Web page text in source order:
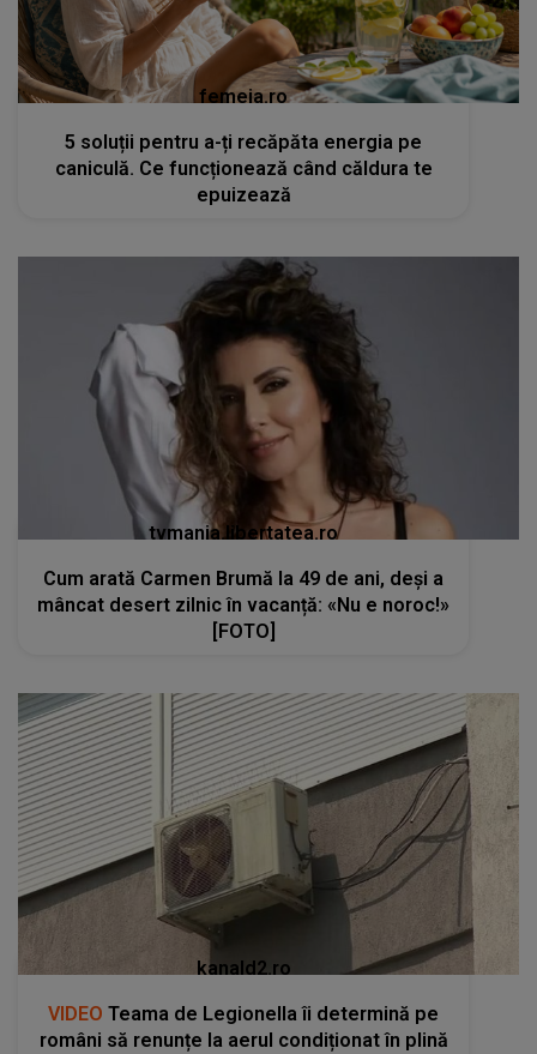
femeia.ro
5 soluții pentru a-ți recăpăta energia pe
caniculă. Ce funcționează când căldura te
epuizează
tvmania.libertatea.ro
Cum arată Carmen Brumă la 49 de ani, deși a
mâncat desert zilnic în vacanță: «Nu e noroc!»
[FOTO]
kanald2.ro
VIDEO Teama de Legionella îi determină pe
români să renunțe la aerul condiționat în plină